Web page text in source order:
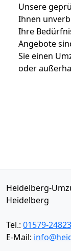
Unsere
Ihnen
Ihre
Angebote
Sie einen
oder
Heidelberg-
Heidelberg
Tel.: 01579-
E-Mail: